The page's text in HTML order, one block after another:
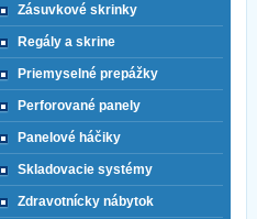
Zásuvkové skrinky
Regály a skrine
Priemyselné prepážky
Perforované panely
Panelové háčiky
Skladovacie systémy
Zdravotnícky nábytok